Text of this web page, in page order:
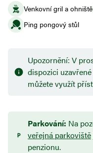
Venkovní gril a ohniště
Ping pongový stůl
Upozornění: V
dispozici
můžete využít
Parkování: Na
veřejná parkoviště
penzionu.